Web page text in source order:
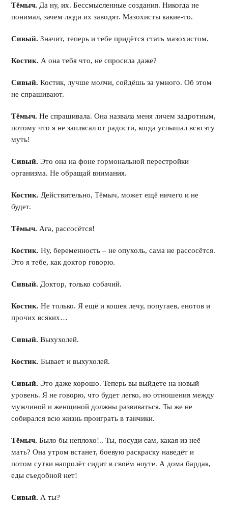
Тёмыч. Да ну, их. Бессмысленные создания. Никогда не
понимал, зачем люди их заводят. Мазохисты какие-то.
Сивый.Значит, теперь и тебе придётся стать мазохистом.
Костик. А она тебя что, не спросила даже?
Сивый. Костик, лучше молчи, сойдёшь за умного. Об этом
не спрашивают.
Тёмыч. Не спрашивала. Она назвала меня личем задротным,
потому что я не заплясал от радости, когда услышал всю эту
муть!
Сивый. Это она на фоне гормональной перестройки
организма. Не обращай внимания.
Костик. Действительно, Тёмыч, может ещё ничего и не
будет.
Тёмыч. Ага, рассосётся!
Костик.Ну, беременность – не опухоль, сама не рассосётся.
Это я тебе, как доктор говорю.
Сивый. Доктор, только собачий.
Костик.Не только. Я ещё и кошек лечу, попугаев, енотов и
прочих всяких…
Сивый. Выхухолей.
Костик. Бывает и выхухолей.
Сивый. Это даже хорошо. Теперь вы выйдете на новый
уровень. Я не говорю, что будет легко, но отношения между
мужчиной и женщиной должны развиваться. Ты же не
собирался всю жизнь проиграть в танчики.
Тёмыч. Было бы неплохо!.. Ты, посуди сам, какая из неё
мать? Она утром встанет, боевую раскраску наведёт и
потом сутки напролёт сидит в своём ноуте. А дома бардак,
еды съедобной нет!
Сивый. А ты?